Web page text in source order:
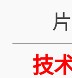
片
技